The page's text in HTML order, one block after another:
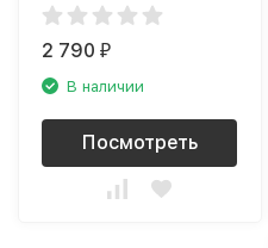
2 790₽
В наличии
Посмотреть